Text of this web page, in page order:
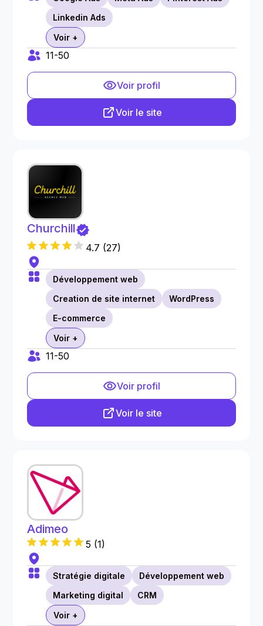
Linkedin Ads
Voir +
11-50
Voir profil
Voir le site
Churchill
4.7 (27)
Développement web
Creation de site internet
WordPress
E-commerce
Voir +
11-50
Voir profil
Voir le site
Adimeo
5 (1)
Stratégie digitale
Développement web
Marketing digital
CRM
Voir +